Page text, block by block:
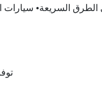
الطرق السريعة•